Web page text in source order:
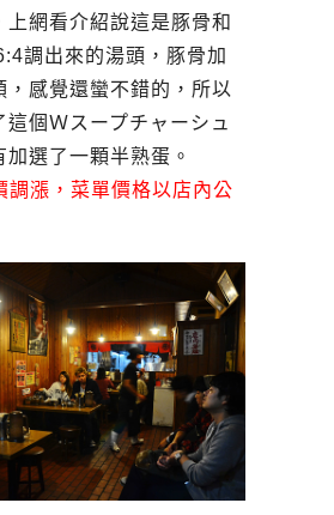
上網看介紹說這是豚骨和
調出來的湯頭，豚骨加
，感覺還蠻不錯的，所以
個Ｗスープチャーシュ
加選了一顆半熟蛋。
調漲，菜單價格以店內公